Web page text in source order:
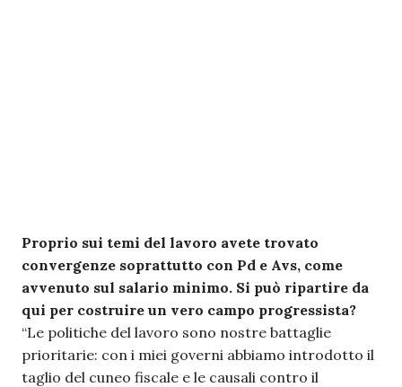
Proprio sui temi del lavoro avete trovato
convergenze soprattutto con Pd e Avs, come
avvenuto sul salario minimo. Si può ripartire da
qui per costruire un vero campo progressista?
“Le politiche del lavoro sono nostre battaglie
prioritarie: con i miei governi abbiamo introdotto il
taglio del cuneo fiscale e le causali contro il